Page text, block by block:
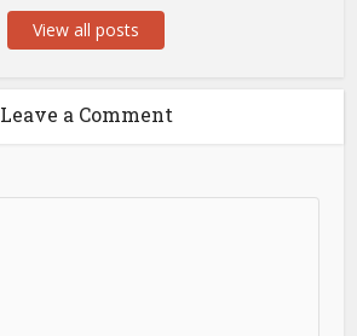
View all posts
Leave a Comment